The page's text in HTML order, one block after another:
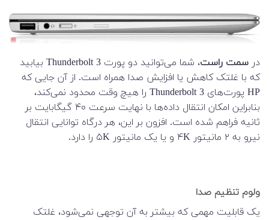
در سمت راست
، شما می‌توانید دو پورت Thunderbolt 3 بیابید
که با غلتک کاهش یا افزایش صدا همراه است. از آن جایی که
HP پورت‌های Thunderbolt 3 را هیچ وقت محدود نمی‌کند،
بنابراین امکان انتقال داده‌ها با نهایت سرعت ۴۰ گیگابایت بر
ثانیه فراهم شده است. افزون بر این، هر درگاه توانایی انتقال
نیرو به ۲ مانیتور ۴K و یا یک مانیتور ۵K را دارد.
ولوم تنظیم صدا
یک قابلیت مهمی که بیشتر به آن توجهی نمی‌شود، غلتک